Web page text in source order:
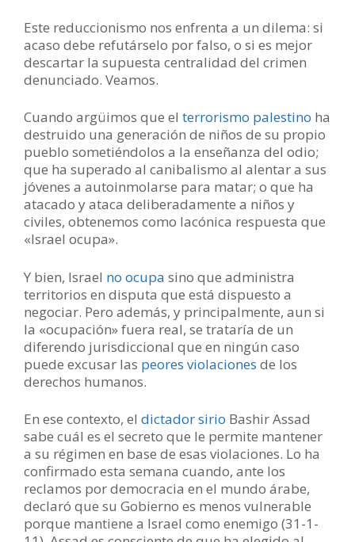
Este reduccionismo nos enfrenta a un dilema: si
acaso debe refutárselo por falso, o si es mejor
descartar la supuesta centralidad del crimen
denunciado. Veamos.
Cuando argüimos que el terrorismo palestino ha
destruido una generación de niños de su propio
pueblo sometiéndolos a la enseñanza del odio;
que ha superado al canibalismo al alentar a sus
jóvenes a autoinmolarse para matar; o que ha
atacado y ataca deliberadamente a niños y
civiles, obtenemos como lacónica respuesta que
«Israel ocupa».
Y bien, Israel no ocupa sino que administra
territorios en disputa que está dispuesto a
negociar. Pero además, y principalmente, aun si
la «ocupación» fuera real, se trataría de un
diferendo jurisdiccional que en ningún caso
puede excusar las peores violaciones de los
derechos humanos.
En ese contexto, el dictador sirio Bashir Assad
sabe cuál es el secreto que le permite mantener
a su régimen en base de esas violaciones. Lo ha
confirmado esta semana cuando, ante los
reclamos por democracia en el mundo árabe,
declaró que su Gobierno es menos vulnerable
porque mantiene a Israel como enemigo (31-1-